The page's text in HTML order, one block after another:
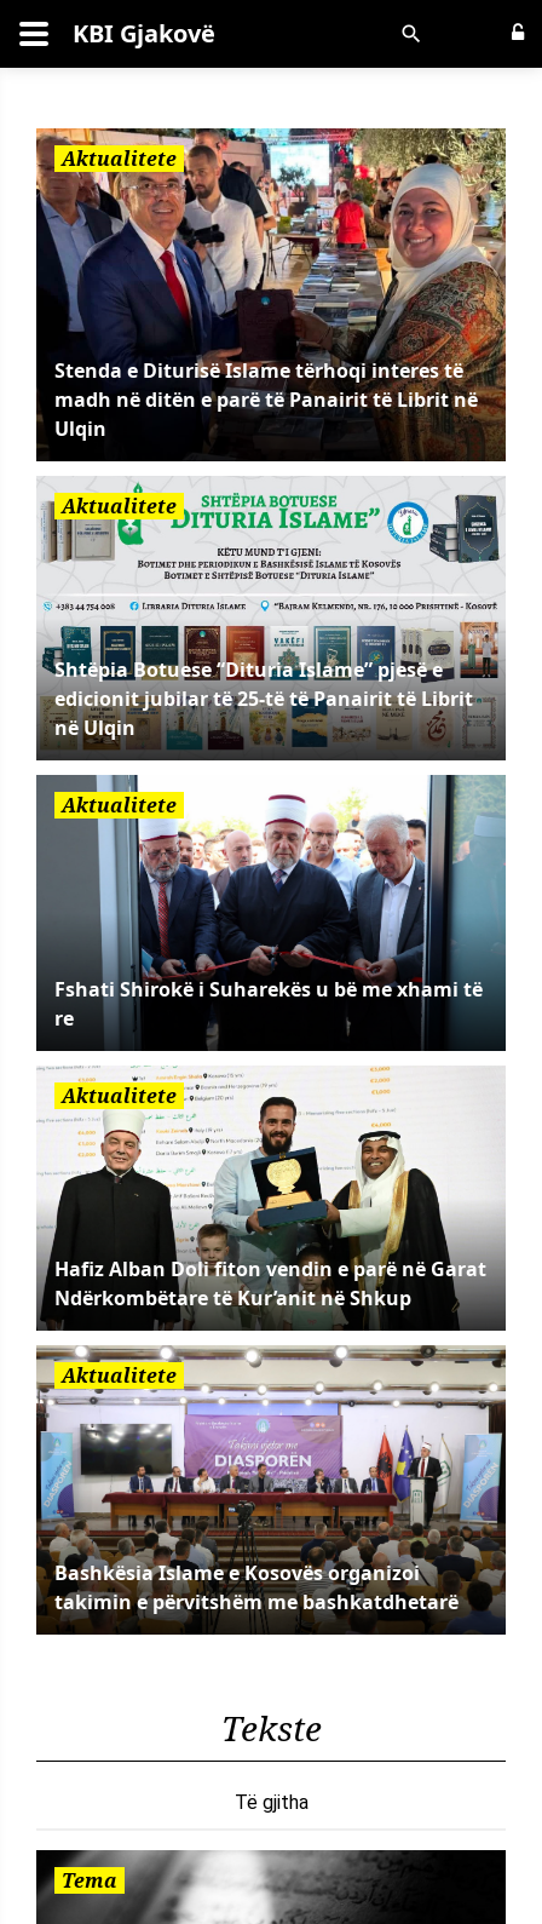
Kërko KBI Gjakovë
Aktualitete
Stenda e Diturisë Islame tërhoqi interes të
madh në ditën e parë të Panairit të Librit në
Ulqin
Aktualitete
Shtëpia Botuese “Dituria Islame” pjesë e
edicionit jubilar të 25-të të Panairit të Librit
në Ulqin
Aktualitete
Fshati Shirokë i Suharekës u bë me xhami të
re
Aktualitete
Hafiz Alban Doli fiton vendin e parë në Garat
Ndërkombëtare të Kur’anit në Shkup
Aktualitete
Bashkësia Islame e Kosovës organizoi
takimin e përvitshëm me bashkatdhetarë
Tekste
Të gjitha
Tema